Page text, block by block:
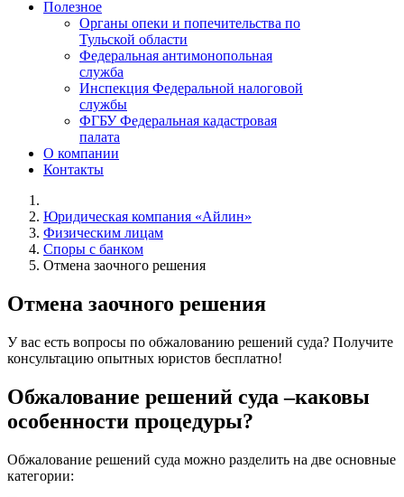
Полезное
Органы опеки и попечительства по
Тульской области
Федеральная антимонопольная
служба
Инспекция Федеральной налоговой
службы
ФГБУ Федеральная кадастровая
палата
О компании
Контакты
Юридическая компания «Айлин»
Физическим лицам
Споры с банком
Отмена заочного решения
Отмена заочного решения
У вас есть вопросы по обжалованию решений суда? Получите
консультацию опытных юристов бесплатно!
Обжалование решений суда –каковы
особенности процедуры?
Обжалование решений суда можно разделить на две основные
категории: